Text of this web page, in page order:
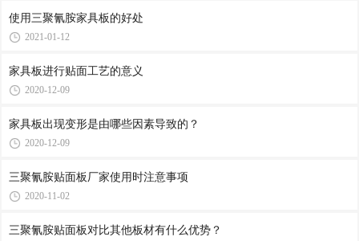
使用三聚氰胺家具板的好处
2021-01-12
家具板进行贴面工艺的意义
2020-12-09
家具板出现变形是由哪些因素导致的？
2020-12-09
三聚氰胺贴面板厂家使用时注意事项
2020-11-02
三聚氰胺贴面板对比其他板材有什么优势？